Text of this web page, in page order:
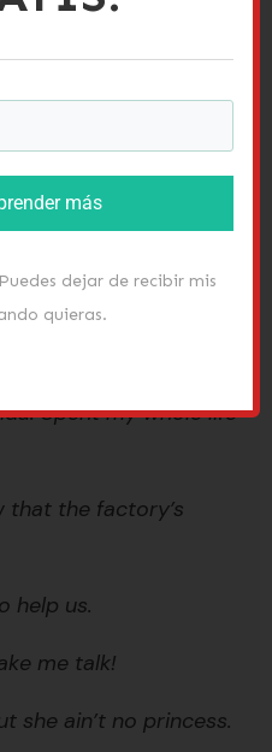
más. Ya que estamos,
suenan muy
unas palabras, etc.
Spent my whole life
that the factory’s
help us.
me talk!
she ain’t no princess.
más
dejar de recibir mis
quieras.